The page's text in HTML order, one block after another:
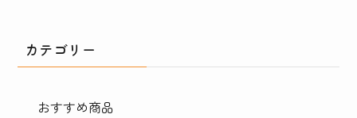
カテゴリー
おすすめ商品